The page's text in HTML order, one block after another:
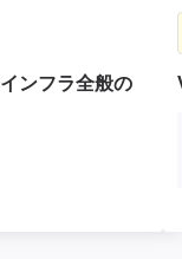
ンフラ全般の